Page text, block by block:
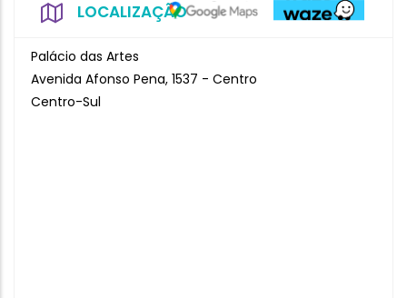
LOCALIZAÇÃO
Palácio das Artes
Avenida Afonso Pena, 1537 - Centro
Centro-Sul